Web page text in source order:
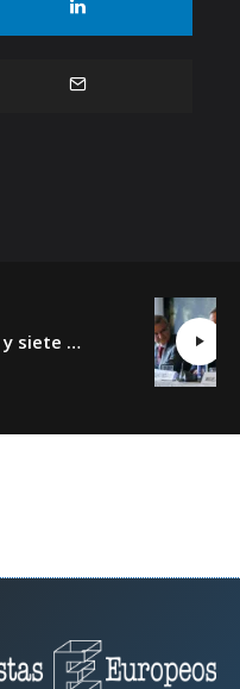
La OTAN: setenta y siete años y un día